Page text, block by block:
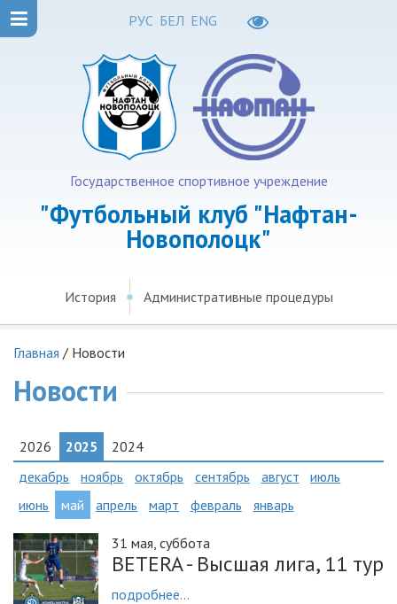
РУС БЕЛ ENG
Государственное спортивное учреждение
"Футбольный клуб "Нафтан-
Новополоцк"
История Административные процедуры
Главная / Новости
Новости
2026 2025
2024
декабрь
ноябрь октябрь сентябрь август
июль
июнь
май апрель март февраль январь
31 мая, суббота
BETERA - Высшая лига, 11 тур
подробнее...